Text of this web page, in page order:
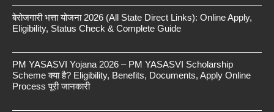
बेरोजगारी भत्ता योजना 2026 (All State Direct Links): Online Apply,
Eligibility, Status Check & Complete Guide
PM YASASVI Yojana 2026 – PM YASASVI Scholarship
Scheme क्या है? Eligibility, Benefits, Documents, Apply Online
Process पूरी जानकारी